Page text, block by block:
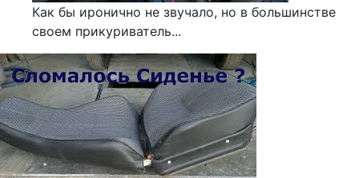
Как бы иронично не звучало, но в большинстве
своем прикуриватель...